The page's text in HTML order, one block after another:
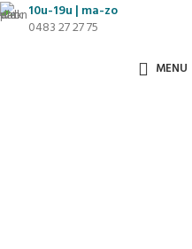
10u-19u | ma-zo
0483 27 27 75
MENU